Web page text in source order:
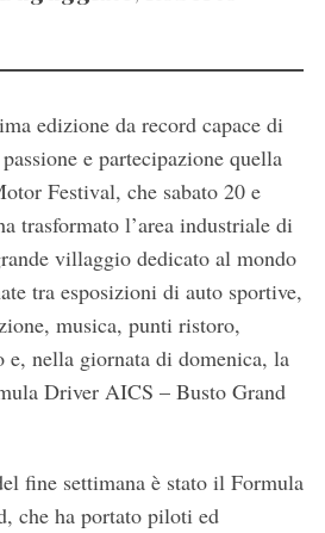
edizione da record capace di
e partecipazione quella
Festival, che sabato 20 e
trasformato l’area industriale di
villaggio dedicato al mondo
tra esposizioni di auto sportive,
musica, punti ristoro,
nella giornata di domenica, la
Driver AICS – Busto Grand
fine settimana è stato il Formula
che ha portato piloti ed